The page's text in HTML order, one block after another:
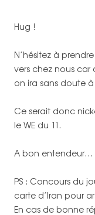
Hug !
N’hésitez à
vers chez nous
on ira sans doute à
Ce serait donc
le WE du 11.
A bon entendeur…
PS : Concours du
carte d’Iran pour
En cas de bonne